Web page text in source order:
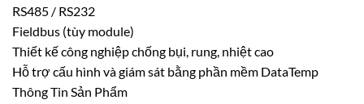
RS485 / RS232
Fieldbus (tùy module)
Thiết kế công nghiệp chống bụi, rung, nhiệt cao
Hỗ trợ cấu hình và giám sát bằng phần mềm DataTemp
Thông Tin Sản Phẩm